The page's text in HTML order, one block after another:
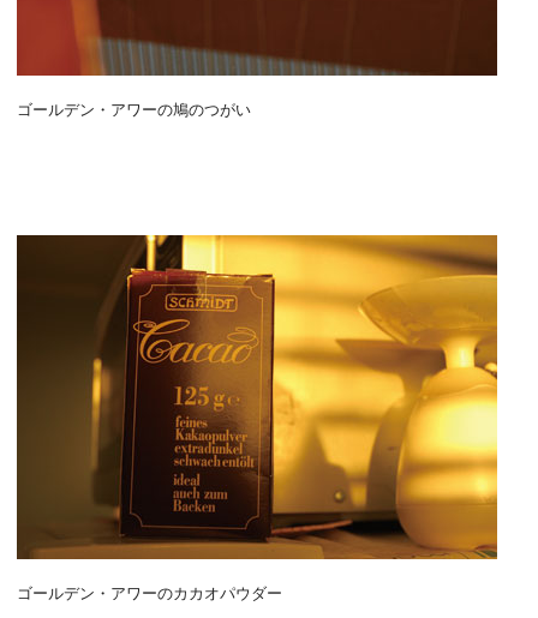
ゴールデン・アワーの鳩のつがい
ゴールデン・アワーのカカオパウダー